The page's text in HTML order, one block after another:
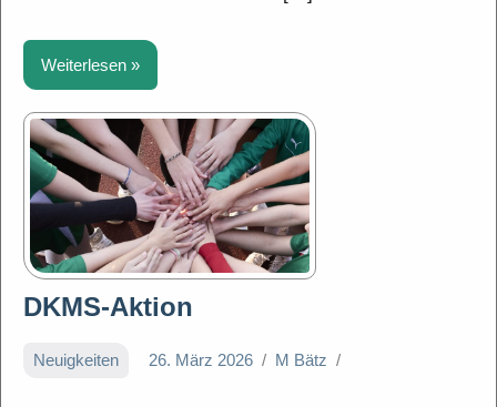
Weiterlesen
DKMS-Aktion
Neuigkeiten 26. März 2026 M Bätz